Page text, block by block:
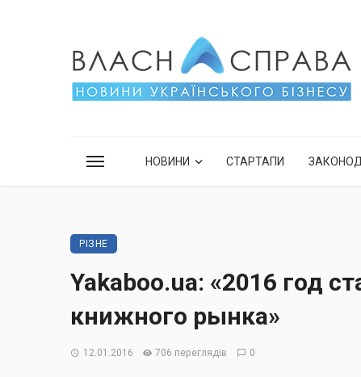
НОВИНИ СТАРТАПИ
РІЗНЕ
Yakaboo.ua: «2016 год
книжного рынка»
12.01.2016 706 переглядів 0